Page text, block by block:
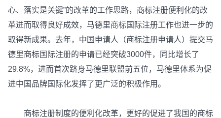
心、落实是关键”的改革的工作思路，商标注册便利化的改
革进而取得良好成效，马德里商标国际注册工作也进一步的
取得新成果。去年，中国申请人（商标注册申请人）提交马
德里商标国际注册的申请已经突破3000件，同比增长了
29.8%，进而首次跻身马德里联盟前五位，马德里体系为促
进中国品牌国际化发挥了更广泛的积极作用。
商标注册制度的便利化改革，更好的促进了我国的商标